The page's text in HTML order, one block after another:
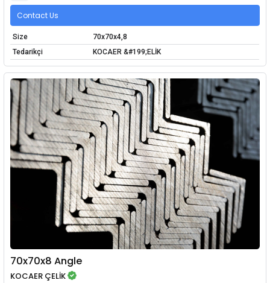
Contact Us
Size
70x70x4,8
Tedarikçi
KOCAER &#199;ELİK
70x70x8 Angle
KOCAER ÇELİK